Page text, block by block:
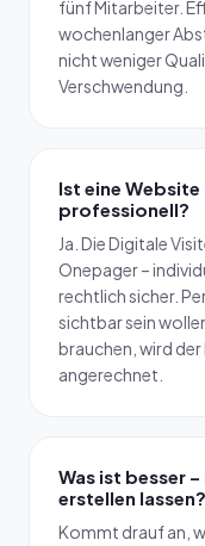
fünf Mitarbeiter.
wochenlanger
nicht weniger
Verschwendung.
Ist eine
professionell?
Ja. Die Digitale
Onepager –
rechtlich sicher.
sichtbar sein
brauchen, wird
angerechnet.
Was ist besser
erstellen lassen?
Kommt drauf an,